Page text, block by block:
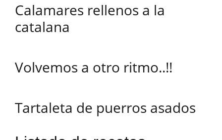
Calamares rellenos a la
catalana
Volvemos a otro ritmo..!!
Tartaleta de puerros asados